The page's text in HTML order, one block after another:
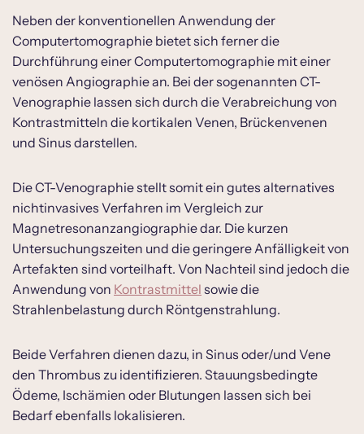
Neben der konventionellen Anwendung der
Computertomographie bietet sich ferner die
Durchführung einer Computertomographie mit einer
venösen Angiographie an. Bei der sogenannten CT-
Venographie lassen sich durch die Verabreichung von
Kontrastmitteln die kortikalen Venen, Brückenvenen
und Sinus darstellen.
Die CT-Venographie stellt somit ein gutes alternatives
nichtinvasives Verfahren im Vergleich zur
Magnetresonanzangiographie dar. Die kurzen
Untersuchungszeiten und die geringere Anfälligkeit von
Artefakten sind vorteilhaft. Von Nachteil sind jedoch die
Anwendung von Kontrastmittel sowie die
Strahlenbelastung durch Röntgenstrahlung.
Beide Verfahren dienen dazu, in Sinus oder/und Vene
den Thrombus zu identifizieren. Stauungsbedingte
Ödeme, Ischämien oder Blutungen lassen sich bei
Bedarf ebenfalls lokalisieren.